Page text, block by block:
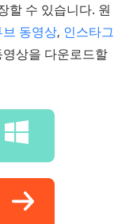
할 수 있습니다. 원
브 동영상, 인스타그
상을 다운로드할